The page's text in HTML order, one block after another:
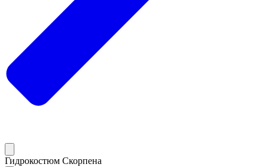
Гидрокостюм Скорпена